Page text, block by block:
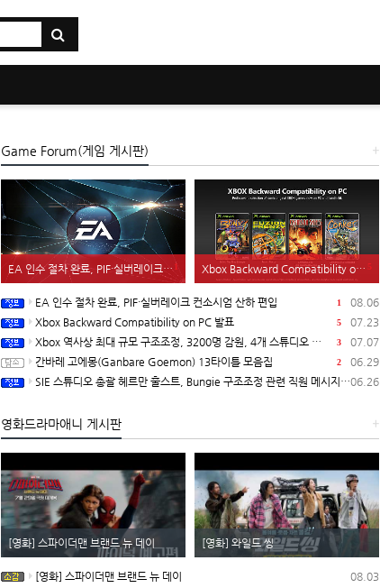
+
Game Forum(게임 게시판)
1
EA 인수 절차 완료, PIF·실버레이크 컨소시엄 산하 편입 5
Xbox Backward Compatibility on PC 발표
1 08.06
EA 인수 절차 완료, PIF·실버레이크 컨소시엄 산하 편입
5 07.23
Xbox Backward Compatibility on PC 발표
3 07.07
Xbox 역사상 최대 규모 구조조정, 3200명 감원, 4개 스튜디오 분리
2 06.29
간바레 고에몽(Ganbare Goemon) 13타이틀 모음집
06.26
SIE 스튜디오 총괄 헤르만 훌스트, Bungie 구조조정 관련 직원 메시지 공개
+
영화드라마애니 게시판
[영화] 스파이더맨 브랜드 뉴 데이 [영화] 와일드 씽
08.03
[영화] 스파이더맨 브랜드 뉴 데이